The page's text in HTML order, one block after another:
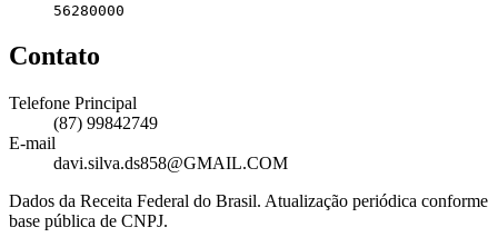
56280000
Contato
Telefone Principal
(87) 99842749
E-mail
davi.silva.ds858@GMAIL.COM
Dados da Receita Federal do Brasil. Atualização periódica conforme
base pública de CNPJ.